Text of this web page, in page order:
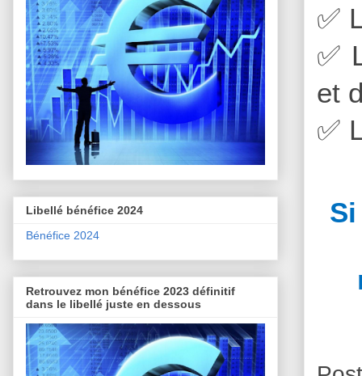
✅
✅
et
✅
Libellé bénéfice 2024
Bénéfice 2024
Retrouvez mon bénéfice 2023 définitif
dans le libellé juste en dessous